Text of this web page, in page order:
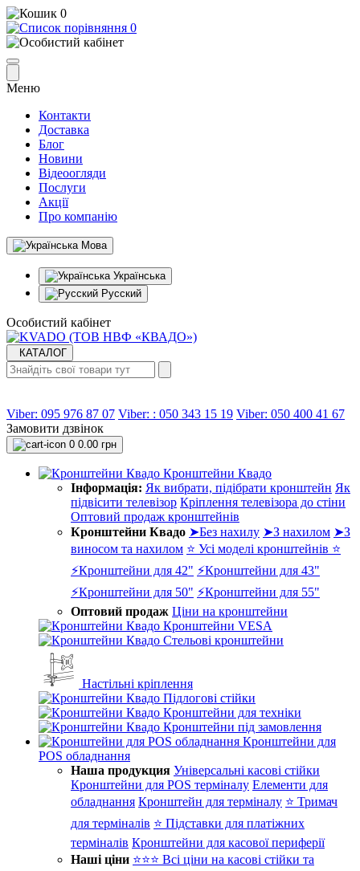
0
0
Меню
Контакти
Доставка
Блог
Новини
Відеоогляди
Послуги
Акції
Про компанію
Мова
Українська
Русский
Особистий кабінет
КАТАЛОГ
Viber: 095 976 87 07 Viber: : 050 343 15 19‬ Viber: 050 400 41 67
Замовити дзвінок
0 0.00 грн
Кронштейни Квадо
Інформація: Як вибрати, підібрати кронштейн Як
підвісити телевізор Кріплення телевізора до стіни
Оптовий продаж кронштейнів
Кронштейни Квадо ➤Без нахилу ➤З нахилом ➤З
виносом та нахилом ⭐ Усі моделі кронштейнів ⭐
⚡Кронштейни для 42" ⚡Кронштейни для 43"
⚡Кронштейни для 50" ⚡Кронштейни для 55"
Оптовий продаж Ціни на кронштейни
Кронштейни VESA
Стельові кронштейни
Настільні кріплення
Підлогові стійки
Кронштейни для техніки
Кронштейни під замовлення
Кронштейни для
POS обладнання
Наша продукция Універсальні касові стійки
Кронштейни для POS терміналу Елементи для
обладнання Кронштейн для терміналу ⭐ Тримач
для терміналів ⭐ Підставки для платіжних
терміналів Кронштейни для касової периферії
Наші ціни ⭐⭐⭐ Всі ціни на касові стійки та